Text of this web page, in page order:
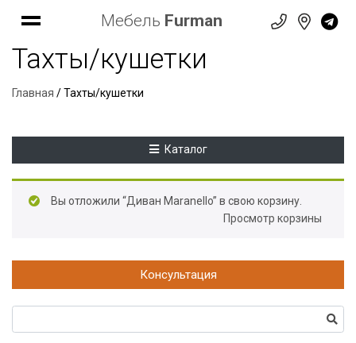
Мебель Furman
Тахты/кушетки
Главная / Тахты/кушетки
Каталог
Вы отложили “Диван Maranello” в свою корзину.
Просмотр корзины
Консультация